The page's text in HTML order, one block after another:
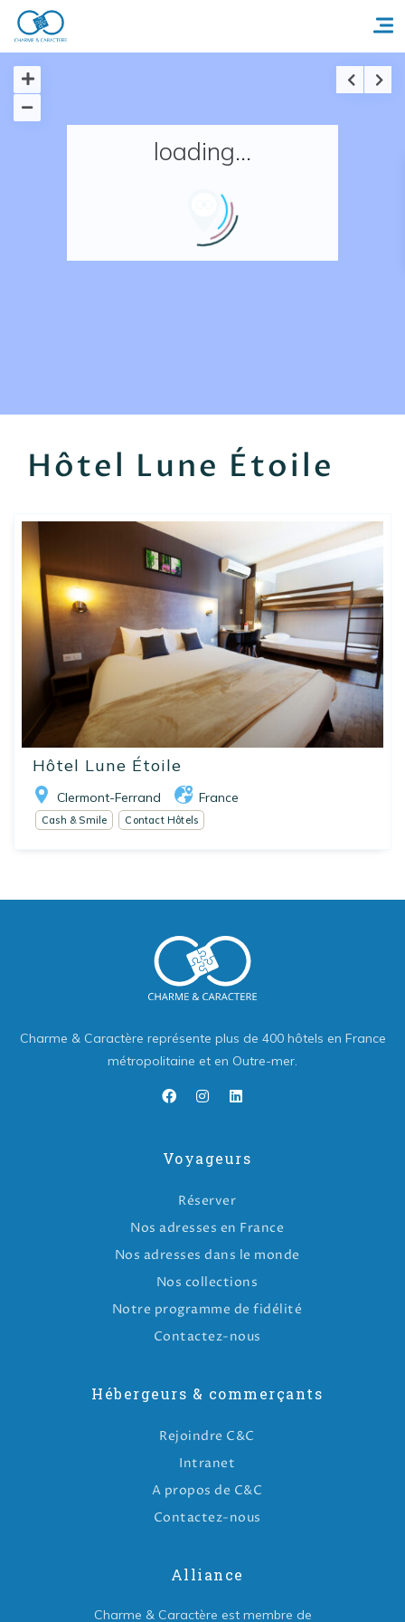
Accueil
Nos adresses en France
loading...
Hôtel Lune Étoile
Hôtel Lune Étoile
Clermont-Ferrand France
Cash & Smile Contact Hôtels
Charme & Caractère représente plus de 400 hôtels en France
métropolitaine et en Outre-mer.
Voyageurs
Réserver
Nos adresses en France
Nos adresses dans le monde
Nos collections
Notre programme de fidélité
Contactez-nous
Hébergeurs & commerçants
Rejoindre C&C
Intranet
A propos de C&C
Contactez-nous
Alliance
Charme & Caractère est membre de